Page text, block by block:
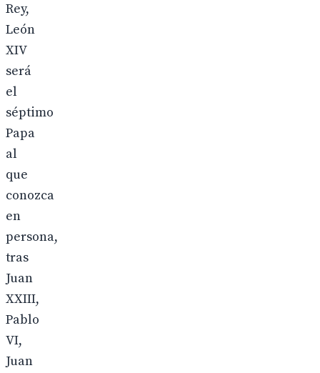
Rey,
León
XIV
será
el
séptimo
Papa
al
que
conozca
en
persona,
tras
Juan
XXIII,
Pablo
VI,
Juan